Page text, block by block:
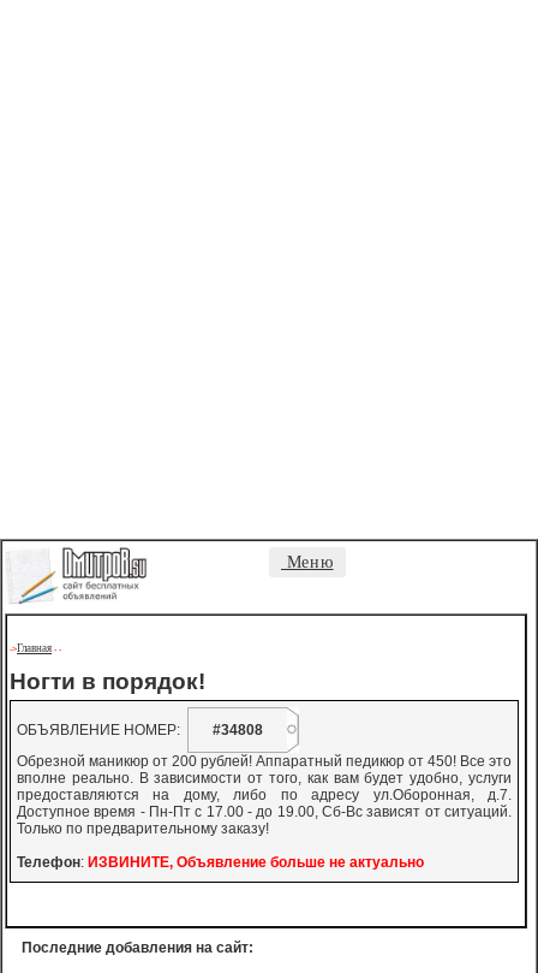
Меню
->Главная - -
Ногти в порядок!
ОБЪЯВЛЕНИЕ НОМЕР:
#34808
Обрезной маникюр от 200 рублей! Аппаратный педикюр от 450! Все это
вполне реально. В зависимости от того, как вам будет удобно, услуги
предоставляются на дому, либо по адресу ул.Оборонная, д.7.
Доступное время - Пн-Пт с 17.00 - до 19.00, Сб-Вс зависят от ситуаций.
Только по предварительному заказу!
Телефон: ИЗВИНИТЕ, Объявление больше не актуально
Последние добавления на сайт: